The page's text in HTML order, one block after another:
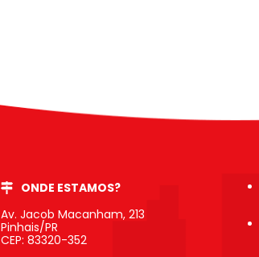
ONDE ESTAMOS?
Av. Jacob Macanham, 213
Pinhais/PR
CEP: 83320-352